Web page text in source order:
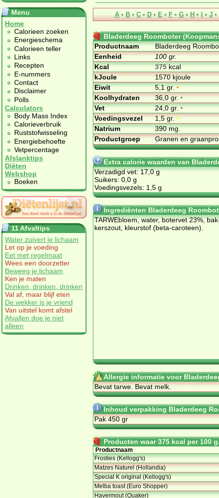
Menu
Home
Calorieen zoeken
Energieschema
Calorieen teller
Links
Recepten
E-nummers
Contact
Disclaimer
Polls
Calculators
Body Mass Index
Calorieverbruik
Ruststofwisseling
Energiebehoefte
Vetpercentage
Afslanktips
Diëten
Webshop
Boeken
11 Afvaltips
Water zuivert je lichaam
Let op je voeding
Eet met regelmaat
Wees een doorzetter
Beweeg je lichaam
Ken je maten
Drinken, drinken, drinken
Val af, maar blijf eten
De wekker is je vriend
Van uitstel komt afstel
Afvallen doe je niet
alleen
A • B • C • D • E • F • G • H • I • J •
Bladerdeeg Roomboter
Productnaam
Bladerdeeg
Eenheid
100 gr.
Kcal
375kcal
kJoule
1570 kjoule
Eiwit
5,1 gr.•
Koolhydraten
36,0 gr.•
Vet
24,0 gr.•
Voedingsvezel
1,5 gr.•
Natrium
390 mg.
Productgroep
Granen en
Extra calorie waarden van
Verzadigd vet: 17,0 g
Suikers: 0,0 g
Voedingsvezels: 1,5 g
Ingrediënten Bladerdeeg
TAR­WE­bloem, wa­ter, bo­ter­vet 23%,
kers­zout, kleur­stof (be­ta-ca­ro­teen).
Allergie informatie voor
Be­vat tar­we. Be­vat melk.
Inhoud verpakking Bladerdeeg
Pak 450 gr
Producten waar 375 kcal per 100
Productnaam
Frosties (Kellogg's)
Matzes Naturel (Hollandia)
Special K original (Kellogg's)
Melba toast (Euro Shopper)
Havermout (Quaker)